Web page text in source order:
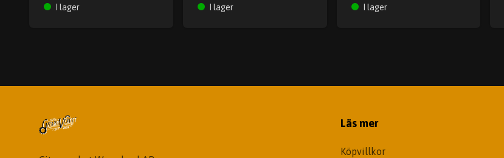
I lager I lager I lager
Läs mer
Köpvillkor